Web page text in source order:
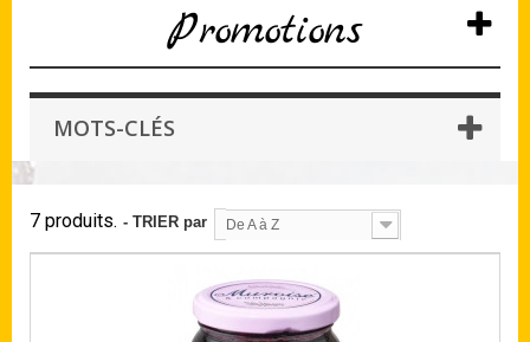
Promotions
MOTS-CLÉS
7 produits. - TRIER par De A à Z